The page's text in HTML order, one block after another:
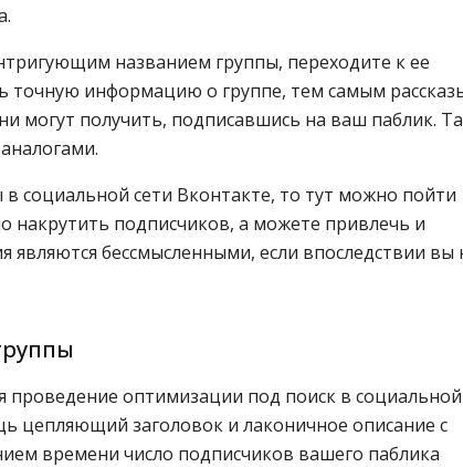
названием группы, переходите к ее
информацию о группе, тем самым
могут получить, подписавшись на ваш паблик.
социальной сети Вконтакте, то тут можно пойти
накрутить подписчиков, а можете привлечь и
бессмысленными, если впоследствии вы
оптимизации под поиск в социальной
цепляющий заголовок и лаконичное описание с
времени число подписчиков вашего паблика